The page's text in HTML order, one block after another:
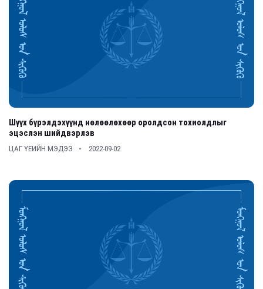
Шүүх бүрэлдэхүүнд нөлөөлөхөөр оролдсон тохиолдлыг
эцэслэн шийдвэрлэв
ЦАГ ҮЕИЙН МЭДЭЭ 2022-09-02